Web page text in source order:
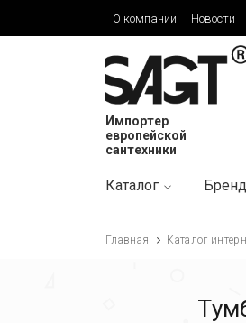
О компании Новости
Импортер
европейской
сантехники
Каталог
Главная Каталог